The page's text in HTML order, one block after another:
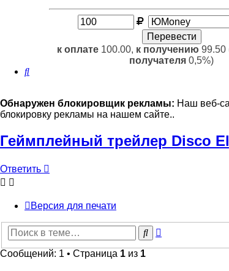
к оплате100.00, к получению 99.50
получателя 0,5%)
Поиск
Обнаружен блокировщик рекламы: Наш веб-
блокировку рекламы на нашем сайте..
Геймплейный трейлер Disco
Ответить
Версия для печати
Поиск
Сообщений: 1 • Страница 1 из 1